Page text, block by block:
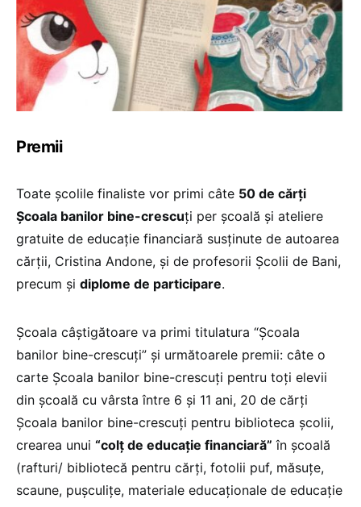
Premii
Toate școlile finaliste vor primi câte 50 de cărți
Școala banilor bine-crescuți per școală și ateliere
gratuite de educație financiară susținute de autoarea
cărții, Cristina Andone, și de profesorii Școlii de Bani,
precum și diplome de participare.
Școala câștigătoare va primi titulatura “Școala
banilor bine-crescuți” și următoarele premii: câte o
carte Școala banilor bine-crescuți pentru toți elevii
din școală cu vârsta între 6 și 11 ani, 20 de cărți
Școala banilor bine-crescuți pentru biblioteca școlii,
crearea unui “colț de educație financiară” în școală
(rafturi/ bibliotecă pentru cărți, fotolii puf, măsuțe,
scaune, pușculițe, materiale educaționale de educație